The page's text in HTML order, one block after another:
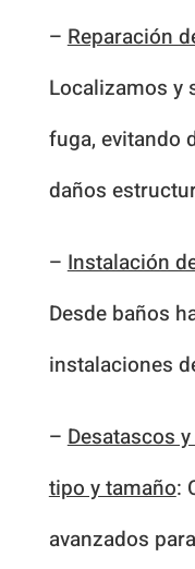
–Reparación
Localizamos y
fuga, evitando
daños
–Instalación
Desde baños
instalaciones
–Desatascos
tipo y tamaño:
avanzados